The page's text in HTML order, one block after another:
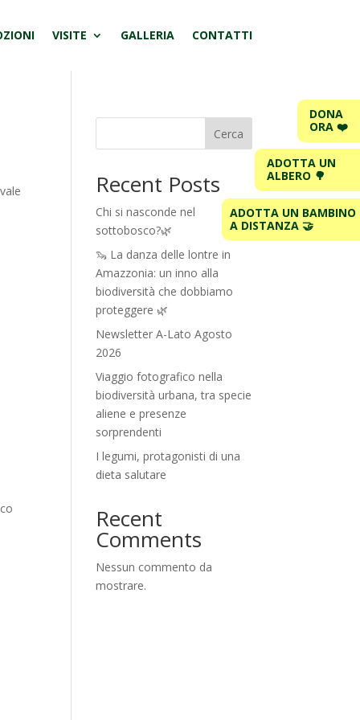
VISITE GALLERIA CONTATTI
Cerca
Recent Posts
Chi si nasconde nel
sottobosco?🌿
🦦 La danza delle lontre in
Amazzonia: un inno alla
biodiversità che dobbiamo
proteggere 🌿
Newsletter A-Lato Agosto
2026
Viaggio fotografico nella
biodiversità urbana, tra specie
aliene e presenze
sorprendenti
I legumi, protagonisti di una
dieta salutare
Recent
Comments
Nessun commento da
mostrare.
DONA
ORA ❤️
ADOTTA UN
ALBERO 🌳
ADOTTA UN BAMBINO
A DISTANZA 🤝